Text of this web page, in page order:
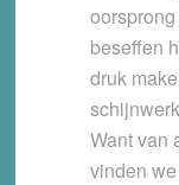
beseffen
druk
Want van
vinden